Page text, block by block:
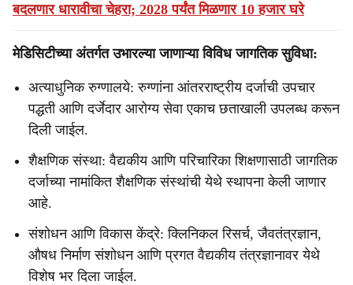
बदलणार धारावीचा चेहरा; 2028 पर्यंत मिळणार 10 हजार घरे
मेडिसिटीच्या अंतर्गत उभारल्या जाणाऱ्या विविध जागतिक सुविधा:
अत्याधुनिक रुग्णालये: रुग्णांना आंतरराष्ट्रीय दर्जाची उपचार
पद्धती आणि दर्जेदार आरोग्य सेवा एकाच छताखाली उपलब्ध करून
दिली जाईल.
शैक्षणिक संस्था: वैद्यकीय आणि परिचारिका शिक्षणासाठी जागतिक
दर्जाच्या नामांकित शैक्षणिक संस्थांची येथे स्थापना केली जाणार
आहे.
संशोधन आणि विकास केंद्रे: क्लिनिकल रिसर्च, जैवतंत्रज्ञान,
औषध निर्माण संशोधन आणि प्रगत वैद्यकीय तंत्रज्ञानावर येथे
विशेष भर दिला जाईल.